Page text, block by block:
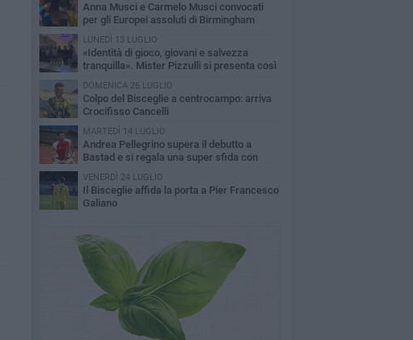
Anna Musci e Carmelo Musci convocati
per gli Europei assoluti di Birmingham
LUNEDÌ 13 LUGLIO
«Identità di gioco, giovani e salvezza
tranquilla». Mister Pizzulli si presenta così
DOMENICA 26 LUGLIO
Colpo del Bisceglie a centrocampo: arriva
Crocifisso Cancelli
MARTEDÌ 14 LUGLIO
Andrea Pellegrino supera il debutto a
Bastad e si regala una super sfida con
Andrey Rublev
VENERDÌ 24 LUGLIO
Il Bisceglie affida la porta a Pier Francesco
Galiano